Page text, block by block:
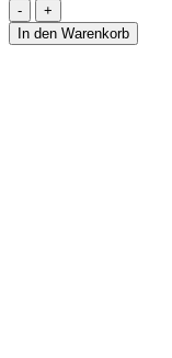
Halskette
aus
Jade
In den Warenkorb